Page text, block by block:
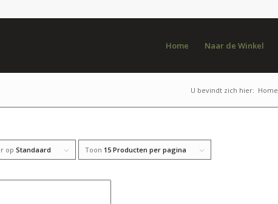
Home Naar de Winkel
U bevindt zich hier: Home
opStandaard Toon 15 Producten per pagina